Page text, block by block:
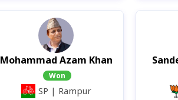
Mohammad Azam Khan
Won
SP | Rampur